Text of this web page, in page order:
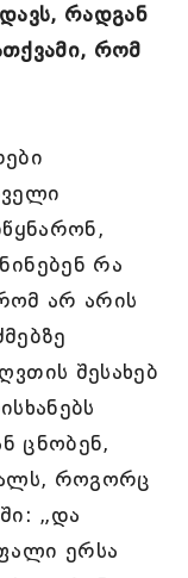
რადგან
რომ
რა
არ არის
შესახებ
ცნობენ,
როგორც
„და
ერსა